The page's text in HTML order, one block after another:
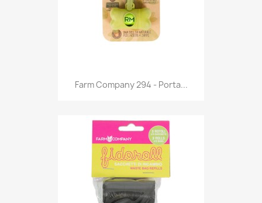
Anteprima
Farm Company 294 - Porta...